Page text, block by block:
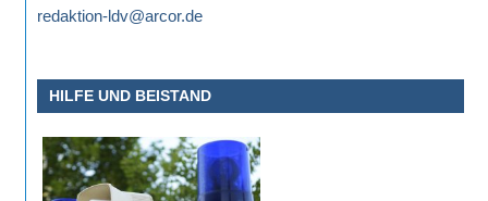
redaktion-ldv@arcor.de
HILFE UND BEISTAND